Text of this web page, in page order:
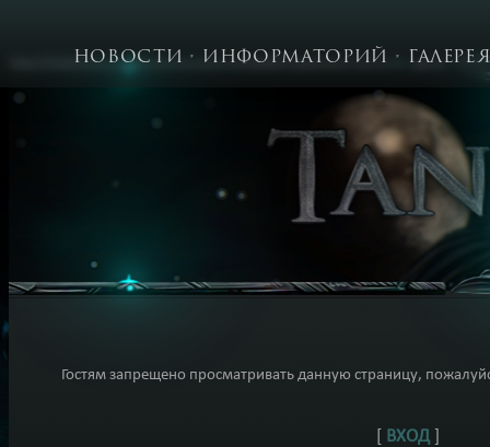
НОВОСТИ ИНФОРМАТОРИЙ
Гостям запрещено просматривать данную страницу,
ВХОД]